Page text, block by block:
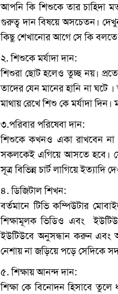
আপনি কি শিশুকে তার চাহিদা
গুরুত্ব দান বিষয়ে অসচেতন।
কিছু শেখানোর আগে সে কি
২. শিশুকে মর্যাদা দান:
শিশুরা ছোট হলেও তুচ্ছ নয়।
তাদের যেন মানের হানি না ঘটে
মাথায় রেখে শিশু কে মর্যাদা দিন।
৩.পরিবার পরিষেবা দান:
শিশুকে কখনও একা রাখবেন না
সকলকেই এগিয়ে আসতে হবে। যে
সূত্র বিভিন্ন চার্ট লাগিয়ে
৪. ডিজিটাল শিখন:
বর্তমানে টিভি কম্পিউটার
শিক্ষামূলক ভিডিও এবং
ইউটিউবে অনুসন্ধান করুন এবং
নেশায় না জড়িয়ে পড়ে সেদিকে
৫. শিক্ষায় আনন্দ দান:
শিক্ষা কে বিনোদন হিসাবে